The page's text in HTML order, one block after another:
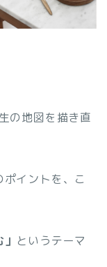
の地図を描き直
イントを、こ
というテーマ